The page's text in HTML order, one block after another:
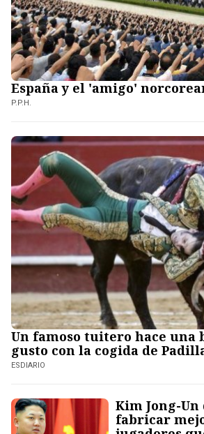
España y el 'amigo'
P.P.H.
Un famoso tuitero hace una
gusto con la cogida de
ESDIARIO
Kim Jong-
fabricar